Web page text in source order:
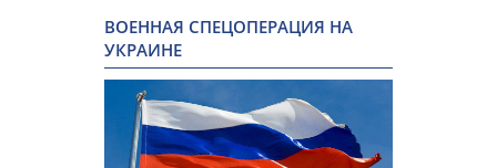
ВОЕННАЯ СПЕЦОПЕРАЦИЯ НА
УКРАИНЕ